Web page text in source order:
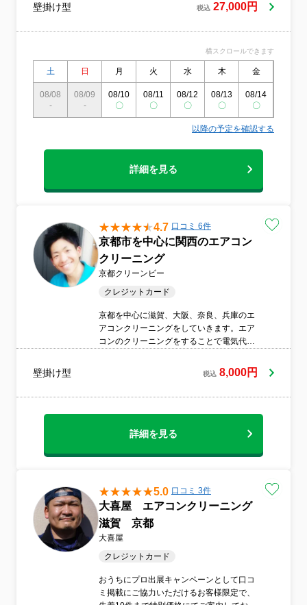
壁掛け型 税込 27,000円
横スクロールできます
土 日 月 火 水 木 金
08/08
-
08/09
-
08/10
〇
08/11
〇
08/12
〇
08/13
〇
08/14
〇
以降の予定を確認する
詳細を見る
4.7 口コミ 6件
京都市を中心に関西のエアコン
クリーニング
京都クリーンビー
クレジットカード
京都を中心に滋賀、大阪、奈良、兵庫のエ
アコンクリーニングをしていきます。エア
コンのクリーニングをすることで電気代の
節してくれます。大切なお子様のいる家庭
では是非して頂きたいと思います。
壁掛け型 税込 8,000円
詳細を見る
5.0 口コミ 3件
大喜屋 エアコンクリーニング
滋賀 京都
大喜屋
クレジットカード
おうちにプロ出展キャンペーンとして口コ
ミ掲載にご協力いただけるお客様限定で、